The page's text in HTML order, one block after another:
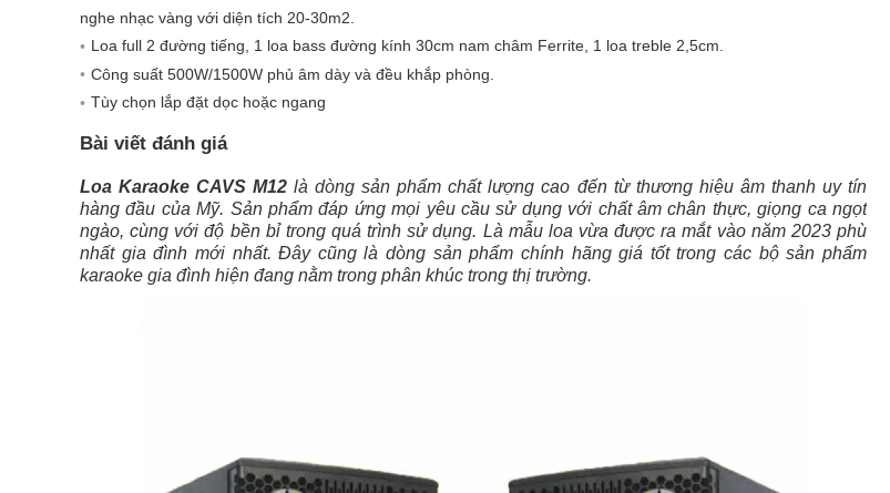
nghe nhạc vàng với diện tích 20-30m2.
Loa full 2 đường tiếng, 1 loa bass đường kính 30cm nam châm Ferrite, 1 loa treble 2,5cm.
Công suất 500W/1500W phủ âm dày và đều khắp phòng.
Tùy chọn lắp đặt dọc hoặc ngang
Bài viết đánh giá
Loa Karaoke CAVS M12 là dòng sản phẩm chất lượng cao đến từ thương hiệu âm thanh uy tín
hàng đầu của Mỹ. Sản phẩm đáp ứng mọi yêu cầu sử dụng với chất âm chân thực, giọng ca ngọt
ngào, cùng với độ bền bỉ trong quá trình sử dụng. Là mẫu loa vừa được ra mắt vào năm 2023 phù
nhất gia đình mới nhất. Đây cũng là dòng sản phẩm chính hãng giá tốt trong các bộ sản phẩm
karaoke gia đình hiện đang nằm trong phân khúc trong thị trường.